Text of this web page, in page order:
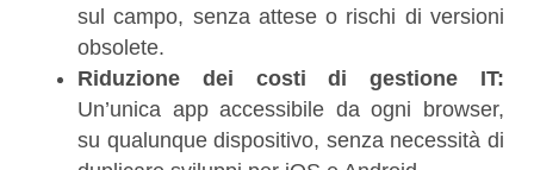
sul campo, senza attese o rischi di versioni
obsolete.
Riduzione dei costi di gestione IT:
Un’unica app accessibile da ogni browser,
su qualunque dispositivo, senza necessità di